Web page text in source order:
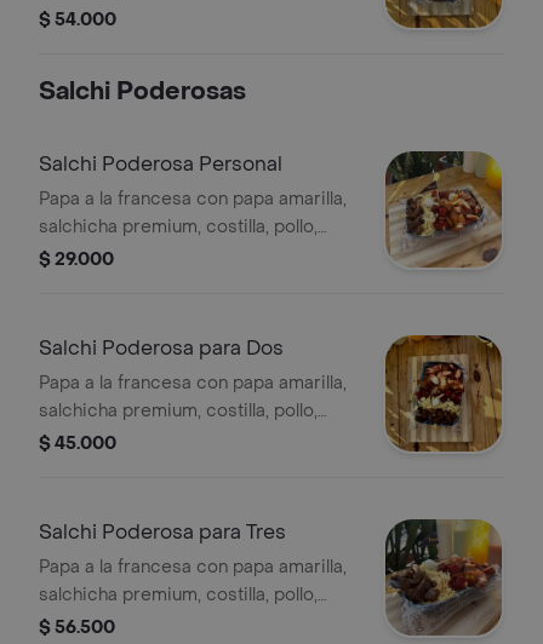
carne de cerdo, tocineta, chorizo,
$ 54.000
Salchi Poderosas
Salchi Poderosa Personal
Papa a la francesa con papa amarilla,
salchicha premium, costilla, pollo,
carne, huevo de codorniz, hilos de
$ 29.000
Salchi Poderosa para Dos
Papa a la francesa con papa amarilla,
salchicha premium, costilla, pollo,
carne, huevo de codorniz, hilos de
$ 45.000
Salchi Poderosa para Tres
Papa a la francesa con papa amarilla,
salchicha premium, costilla, pollo,
carne, huevo de codorniz, hilos de
$ 56.500